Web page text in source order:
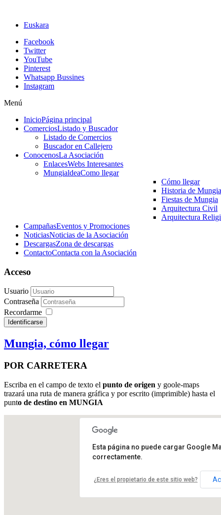
Euskara
Facebook
Twitter
YouTube
Pinterest
Whatsapp Bussines
Instagram
Menú
InicioPágina principal
ComerciosListado y Buscador
Listado de Comercios
Buscador en Callejero
ConocenosLa Asociación
EnlacesWebs Interesantes
MungialdeaComo llegar
Cómo llegar
Historia de Mungia
Fiestas de Mungia
Arquitectura Civil
Arquitectura
CampañasEventos y Promociones
NoticiasNoticias de la Asociación
DescargasZona de descargas
ContactoContacta con la Asociación
Acceso
Usuario
Contraseña
Recordarme
Identificarse
Mungia, cómo llegar
POR CARRETERA
Escriba en el campo de texto el punto de origen y goole-maps
trazará una ruta de manera gráfica y por escrito (imprimible) hasta el
punto de destino en MUNGIA
Esta página no puede cargar Google
correctamente.
¿Eres el propietario de este sitio web?